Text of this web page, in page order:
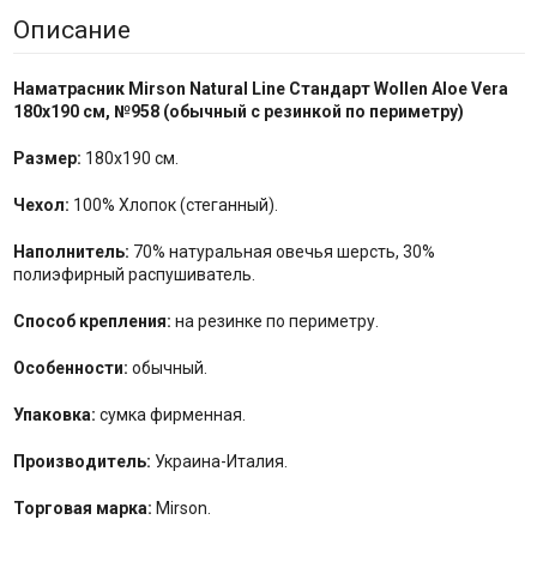
Описание
Наматрасник Mirson Natural Line Стандарт Wollen Aloe Vera
180x190 см, №958 (обычный с резинкой по периметру)
Размер: 180x190 см.
Чехол: 100% Хлопок (стеганный).
Наполнитель: 70% натуральная овечья шерсть, 30%
полиэфирный распушиватель.
Способ крепления: на резинке по периметру.
Особенности: обычный.
Упаковка: сумка фирменная.
Производитель: Украина-Италия.
Торговая марка: Mirson.